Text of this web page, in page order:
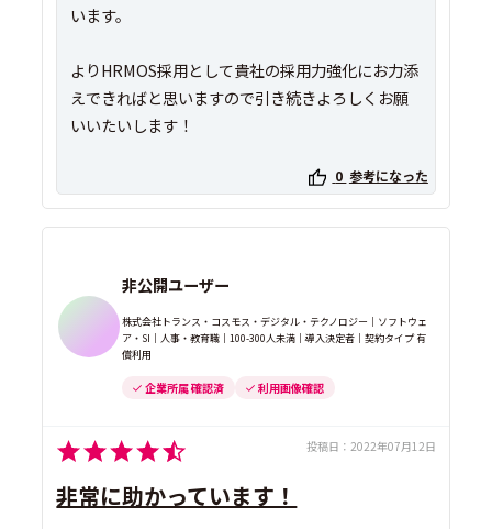
います。
よりHRMOS採用として貴社の採用力強化にお力添
えできればと思いますので引き続きよろしくお願
いいたいします！
0 参考になった
非公開ユーザー
株式会社トランス・コスモス・デジタル・テクノロジー｜ソフトウェ
ア・SI｜人事・教育職｜100-300人未満｜導入決定者｜契約タイプ 有
償利用
企業所属 確認済 利用画像確認
投稿日： 2022年07月12日
非常に助かっています！